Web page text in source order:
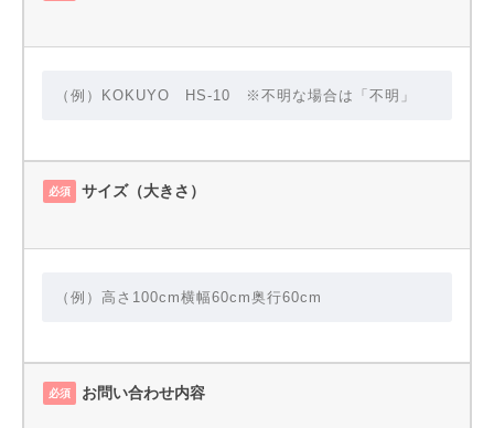
必須 サイズ（大きさ）
必須 お問い合わせ内容